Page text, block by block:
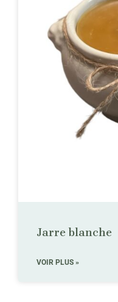
Jarre blanche
VOIR PLUS »